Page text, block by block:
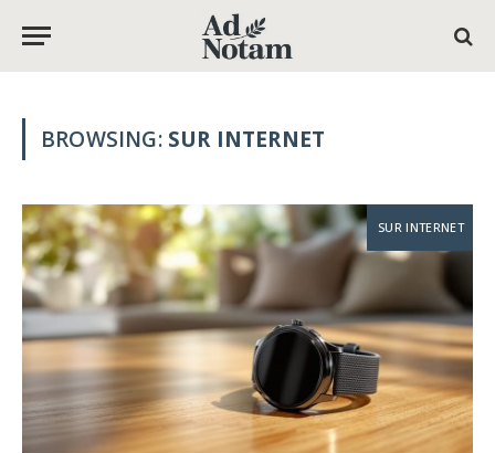
BROWSING: SUR INTERNET
SUR INTERNET